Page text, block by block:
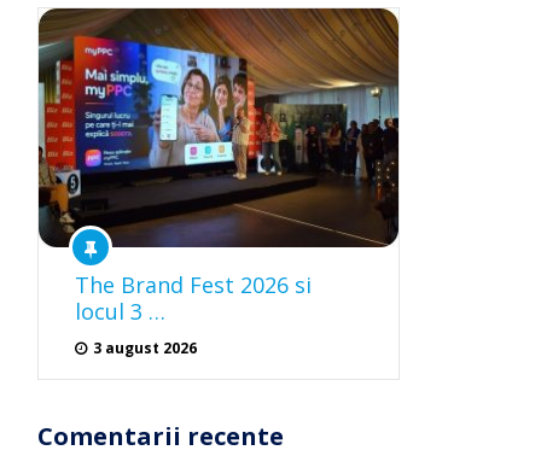
The Brand Fest 2026 si
locul 3 …
3 august 2026
Comentarii recente